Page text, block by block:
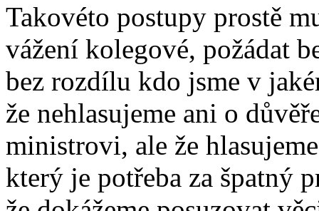
Takovéto postupy prostě
vážení kolegové, požádat
bez rozdílu kdo jsme v
že nehlasujeme ani o
ministrovi, ale že
který je potřeba za špatný